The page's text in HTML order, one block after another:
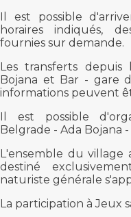
Il est possible
horaires indiqués,
fournies sur demande.
Les transferts
Bojana et Bar - gare
informations peuvent
Il est possible
Belgrade - Ada Bojana
L'ensemble du village
destiné
naturiste générale
La participation à Jeux